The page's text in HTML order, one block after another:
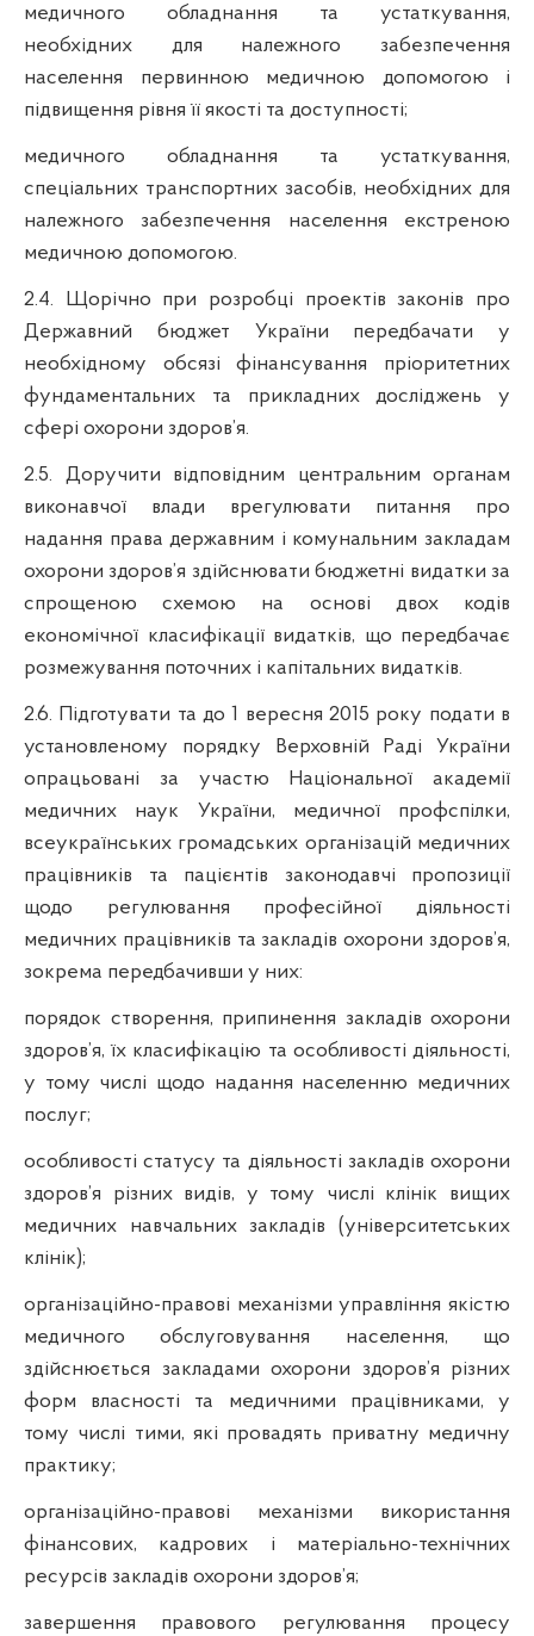
медичного обладнання та устаткування,
необхідних для належного
забезпечення
населення
первинною медичною допомогою
і
підвищення рівня її якості та доступності;
медичного обладнання та устаткування,
спеціальних транспортних засобів, необхідних для
належного
забезпечення населення
екстреною
медичною допомогою.
2.4. Щорічно при розробці проектів законів про
Державний бюджет України передбачати у
необхідному
обсязі фінансування пріоритетних
фундаментальних та прикладних досліджень у
сфері охорони здоров’я.
2.5. Доручити відповідним центральним органам
виконавчої
влади врегулювати питання про
надання правадержавним і комунальним закладам
охорони здоров’я здійснювати бюджетні видатки за
спрощеною схемою на основі двох
кодів
економічної класифікації видатків, що передбачає
розмежування поточних і капітальних видатків.
2.6. Підготувати та до 1 вересня 2015 року подати в
установленому порядку Верховній Раді
України
опрацьовані за участю Національної
академії
медичних наук України, медичної профспілки,
всеукраїнських громадських організацій медичних
працівників та пацієнтів законодавчі
пропозиції
щодо
регулювання професійної
діяльності
медичних працівників тазакладів охорони здоров’я,
зокрема передбачивши у них:
порядок створення, припинення закладів охорони
здоров’я,їх класифікацію та особливості діяльності,
у тому числі щодо надання населенню медичних
послуг;
особливості статусу та діяльності закладів охорони
здоров’я
різних видів, у тому числі клінік
вищих
медичних
навчальних закладів (університетських
клінік);
організаційно-правові механізми управління якістю
медичного
обслуговування населення, що
здійснюється закладами охорони здоров’я різних
форм власності та медичними працівниками, у
тому числі тими,які провадять приватну медичну
практику;
організаційно-правові механізми
використання
фінансових, кадрових і
матеріально-технічних
ресурсів закладів охорони здоров’я;
завершення правового регулювання
процесу